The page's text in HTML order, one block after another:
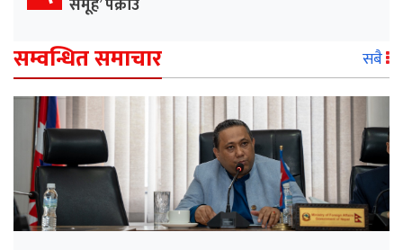
समूह’ पक्राउ
सम्वन्धित समाचार सबै